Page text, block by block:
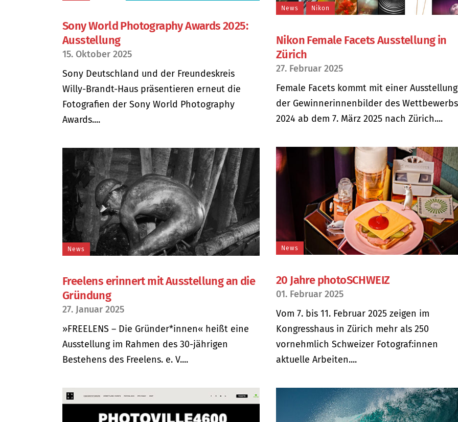
Sony World Photography Awards 2025:
Ausstellung
15. Oktober 2025
Sony Deutschland und der Freundeskreis
Willy-Brandt-Haus präsentieren erneut die
Fotografien der Sony World Photography
Awards....
News Nikon
Nikon Female Facets Ausstellung in
Zürich
27. Februar 2025
Female Facets kommt mit einer Ausstellung
der Gewinnerinnenbilder des Wettbewerbs
2024 ab dem 7. März 2025 nach Zürich....
News
20 Jahre photoSCHWEIZ
01. Februar 2025
Vom 7. bis 11. Februar 2025 zeigen im
Kongresshaus in Zürich mehr als 250
vornehmlich Schweizer Fotograf:innen
aktuelle Arbeiten....
News
Freelens erinnert mit Ausstellung an die
Gründung
27. Januar 2025
»FREELENS – Die Gründer*innen« heißt eine
Ausstellung im Rahmen des 30-jährigen
Bestehens des Freelens. e. V....